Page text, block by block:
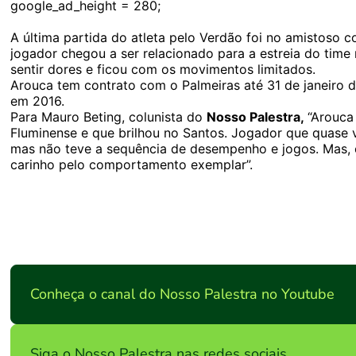
google_ad_height = 280;
A última partida do atleta pelo Verdão foi no amistoso
jogador chegou a ser relacionado para a estreia do
sentir dores e ficou com os movimentos limitados.
Arouca tem contrato com o Palmeiras até 31 de
em 2016.
Para Mauro Beting, colunista do Nosso Palestra,
Fluminense e que brilhou no Santos. Jogador que
mas não teve a sequência de desempenho e jogos.
carinho pelo comportamento exemplar”.
Conheça o canal do Nosso Palestra no Youtube